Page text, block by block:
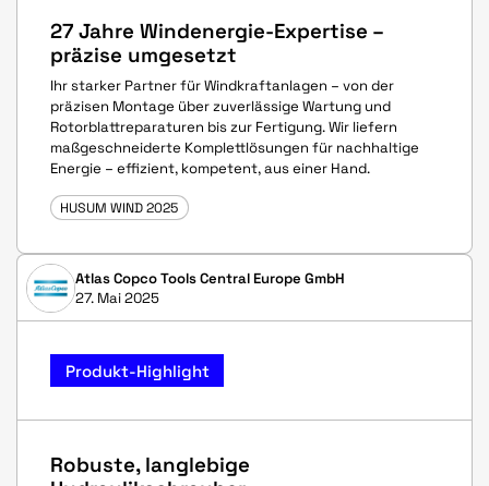
27 Jahre Windenergie-Expertise –
präzise umgesetzt
Ihr starker Partner für Windkraftanlagen – von der
präzisen Montage über zuverlässige Wartung und
Rotorblattreparaturen bis zur Fertigung. Wir liefern
maßgeschneiderte Komplettlösungen für nachhaltige
Energie – effizient, kompetent, aus einer Hand.
HUSUM WIND 2025
Atlas Copco Tools Central Europe GmbH
27. Mai 2025
Produkt-Highlight
Robuste, langlebige